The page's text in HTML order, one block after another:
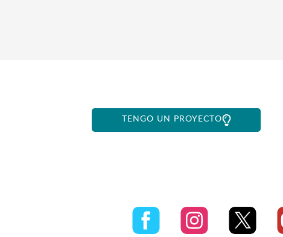
TENGO UN PROYECTO